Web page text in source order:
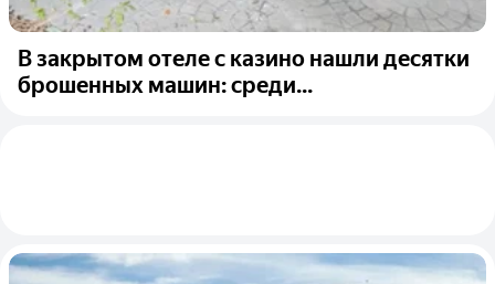
В закрытом отеле с казино нашли десятки
брошенных машин: среди...